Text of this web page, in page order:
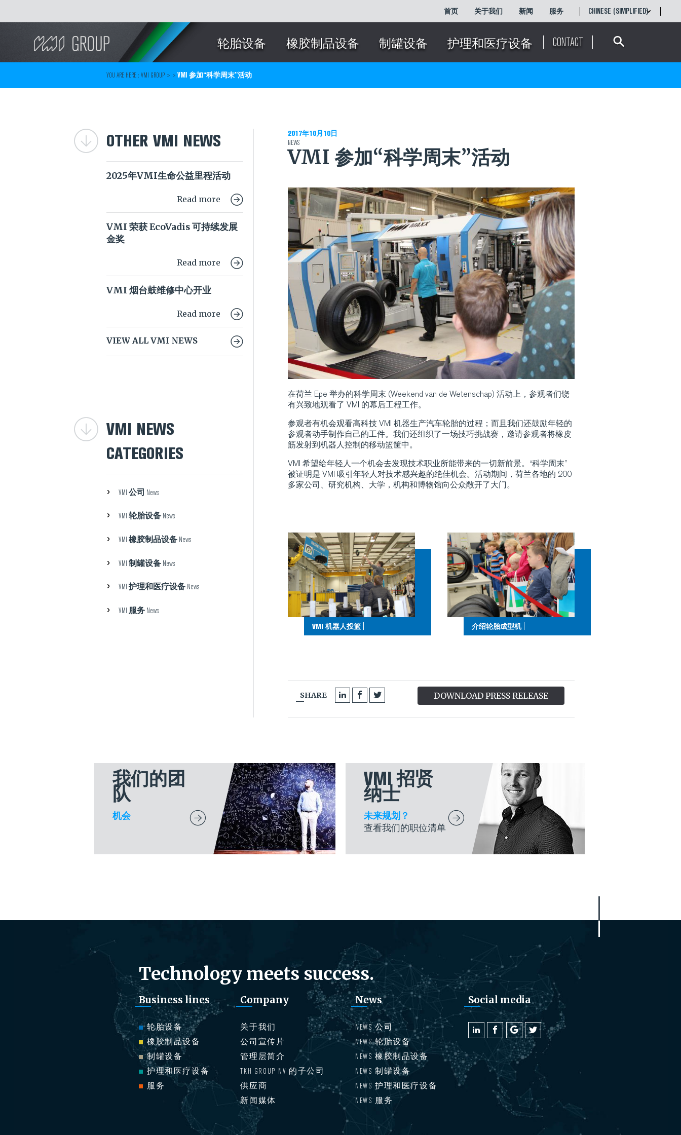
Search
首页 关于我们 新闻 服务
CHINESE (SIMPLIFIED)
ENGLISH
简体中文
轮胎设备 橡胶制品设备 制罐设备 护理和医疗设备 CONTACT
YOU ARE HERE : VMI GROUP > > VMI 参加“科学周末”活动
OTHER VMI NEWS
2025年VMI生命公益里程活动
Read more
VMI 荣获 EcoVadis 可持续发展
金奖
Read more
VMI 烟台鼓维修中心开业
Read more
VIEW ALL VMI NEWS
VMI NEWS
CATEGORIES
VMI 公司 News
VMI 轮胎设备 News
VMI 橡胶制品设备 News
VMI 制罐设备 News
VMI 护理和医疗设备 News
VMI 服务 News
2017年10月10日
NEWS
VMI 参加“科学周末”活动
在荷兰 Epe 举办的科学周末 (Weekend van de Wetenschap) 活动上，参观者们饶
有兴致地观看了 VMI 的幕后工程工作。
参观者有机会观看高科技 VMI 机器生产汽车轮胎的过程；而且我们还鼓励年轻的
参观者动手制作自己的工件。我们还组织了一场技巧挑战赛，邀请参观者将橡皮
筋发射到机器人控制的移动篮筐中。
VMI 希望给年轻人一个机会去发现技术职业所能带来的一切新前景。“科学周末”
被证明是 VMI 吸引年轻人对技术感兴趣的绝佳机会。活动期间，荷兰各地的 200
多家公司、研究机构、大学，机构和博物馆向公众敞开了大门。
VMI 机器人投篮| 介绍轮胎成型机|
SHARE DOWNLOAD PRESS RELEASE
我们的团
队
机会
VMI 招贤
纳士
未来规划？
查看我们的职位清单
Technology meets success.
Business lines
轮胎设备
橡胶制品设备
制罐设备
护理和医疗设备
服务
Company
关于我们
公司宣传片
管理层简介
TKH GROUP NV 的子公司
供应商
新闻媒体
News
NEWS 公司
NEWS 轮胎设备
NEWS 橡胶制品设备
NEWS 制罐设备
NEWS 护理和医疗设备
NEWS 服务
Social media